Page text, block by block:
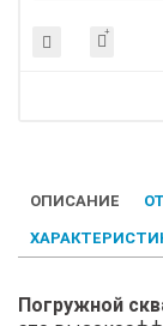
ОПИСАНИЕ
Погружной